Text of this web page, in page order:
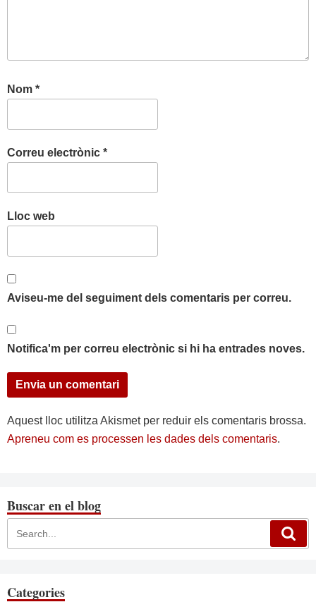
Nom *
Correu electrònic *
Lloc web
Aviseu-me del seguiment dels comentaris per correu.
Notifica'm per correu electrònic si hi ha entrades noves.
Aquest lloc utilitza Akismet per reduir els comentaris brossa.
Apreneu com es processen les dades dels comentaris.
Buscar en el blog
Categories